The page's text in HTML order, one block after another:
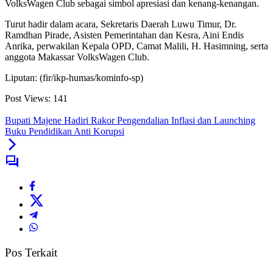
VolksWagen Club sebagai simbol apresiasi dan kenang-kenangan.
‎Turut hadir dalam acara, Sekretaris Daerah Luwu Timur, Dr.
Ramdhan Pirade, Asisten Pemerintahan dan Kesra, Aini Endis
Anrika, perwakilan Kepala OPD, Camat Malili, H. Hasimning, serta
anggota Makassar VolksWagen Club.
Liputan: (fir/ikp-humas/kominfo-sp)
Post Views: 141
Bupati Majene Hadiri Rakor Pengendalian Inflasi dan Launching
Buku Pendidikan Anti Korupsi
Pos Terkait